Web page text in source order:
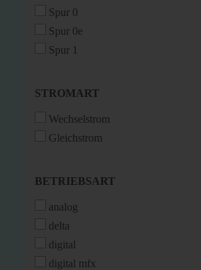
Spur 0
Spur 0e
Spur 1
STROMART
STROMART
Wechselstrom
Gleichstrom
BETRIEBSART
BETRIEBSART
analog
delta
digital
digital mfx